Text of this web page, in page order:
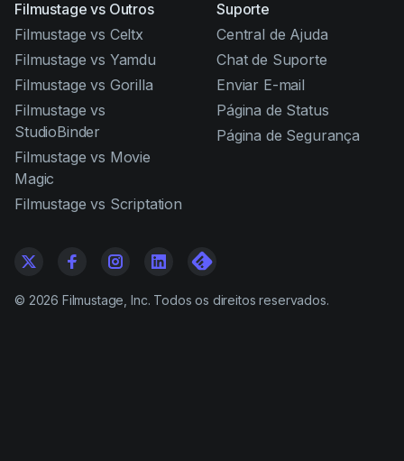
Filmustage vs Outros
Filmustage vs Celtx
Filmustage vs Yamdu
Filmustage vs Gorilla
Filmustage vs
StudioBinder
Filmustage vs Movie
Magic
Filmustage vs Scriptation
Suporte
Central de Ajuda
Chat de Suporte
Enviar E-mail
Página de Status
Página de Segurança
© 2026 Filmustage, Inc. Todos os direitos reservados.